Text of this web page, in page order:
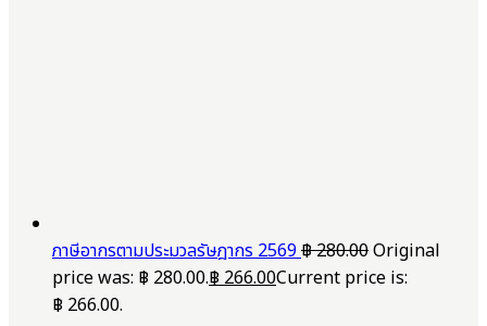
ภาษีอากรตามประมวลรัษฎากร 2569฿280.00Original
price was: ฿ 280.00.฿266.00Current price is:
฿ 266.00.